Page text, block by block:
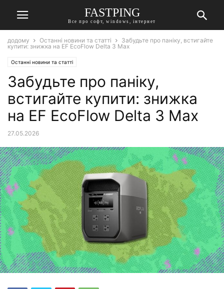
FASTPING
Все про софт, windows, інтернет
додому Останні новини та статті
Забудьте про паніку, встигайте
купити: знижка на EF EcoFlow Delta 3 Max
Останні новини та статті
Забудьте про паніку,
встигайте купити: знижка
на EF EcoFlow Delta 3 Max
27.05.2026